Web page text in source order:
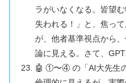
ラがいなくなる。皆望
失われる！」と、焦っ
が、他者基準視点から
論に見える。さて、
🤖 ①〜④ の「AI大先生